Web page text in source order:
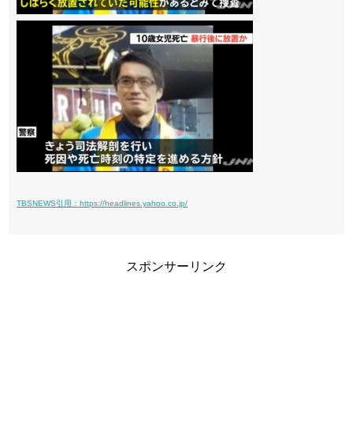
TBSNEWS引用：https://headlines.yahoo.co.jp/
スポンサーリンク